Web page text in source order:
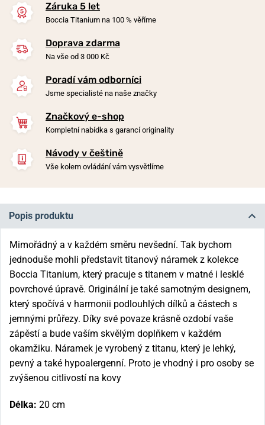
Náramek Boccia Titanium
0347-05
Skladem
1 290 Kč
Záruka 5 let
Boccia Titanium na 100 % věříme
Doprava zdarma
Na vše od 3 000 Kč
Poradí vám odborníci
Jsme specialisté na naše značky
Značkový e-shop
Kompletní nabídka s garancí originality
Návody v češtině
Vše kolem ovládání vám vysvětlíme
Popis produktu
Mimořádný a v každém směru nevšední. Tak bychom
jednoduše mohli představit titanový náramek z kolekce
Boccia Titanium, který pracuje s titanem v matné i lesklé
povrchové úpravě. Originální je také samotným designem,
který spočívá v harmonii podlouhlých dílků a částech s
jemnými průřezy. Díky své povaze krásně ozdobí vaše
zápěstí a bude vaším skvělým doplňkem v každém
okamžiku. Náramek je vyrobený z titanu, který je lehký,
pevný a také hypoalergenní. Proto je vhodný i pro osoby se
zvýšenou citlivostí na kovy
Délka: 20 cm